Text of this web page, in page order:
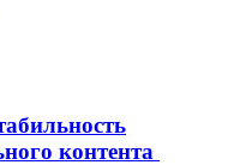
контента